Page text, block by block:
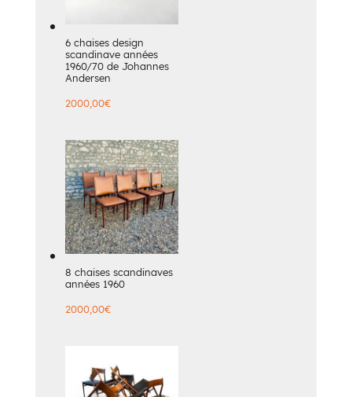
6 chaises design
scandinave années
1960/70 de Johannes
Andersen
2000,00€
8 chaises scandinaves
années 1960
2000,00€